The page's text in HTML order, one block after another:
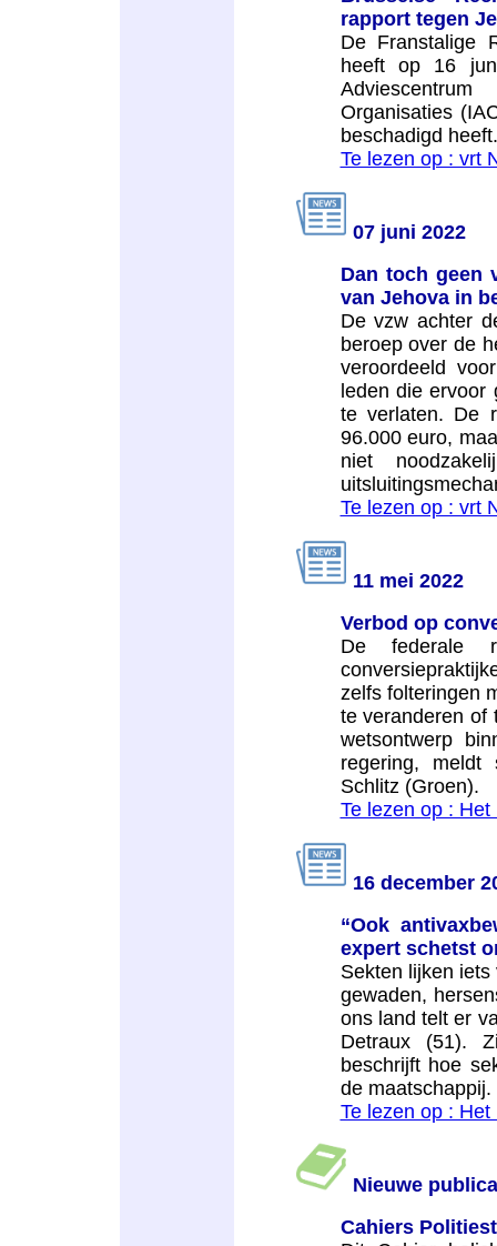
rapport tegen
De Franstalige
heeft op 16
Organisaties
beschadigd heeft.
Te lezen op : vrt
07 juni 2022
Dan toch geen
van Jehova in
De vzw achter
beroep over de
veroordeeld
leden die ervoor
te verlaten. De
96.000 euro,
niet
Te lezen op : vrt
11 mei 2022
Verbod op
De federale
zelfs folteringen
te veranderen of
wetsontwerp
regering, meldt
Schlitz (Groen).
Te lezen op : Het
16 december
“Ook
expert schetst
Sekten lijken
gewaden,
ons land telt er
Detraux (51).
beschrijft hoe
de
Te lezen op : Het
Nieuwe
Cahiers